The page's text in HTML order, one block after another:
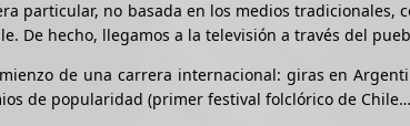
particular, no basada en los medios tradicionales,
De hecho, llegamos a la televisión a través del
de una carrera internacional: giras en
de popularidad (primer festival folclórico de